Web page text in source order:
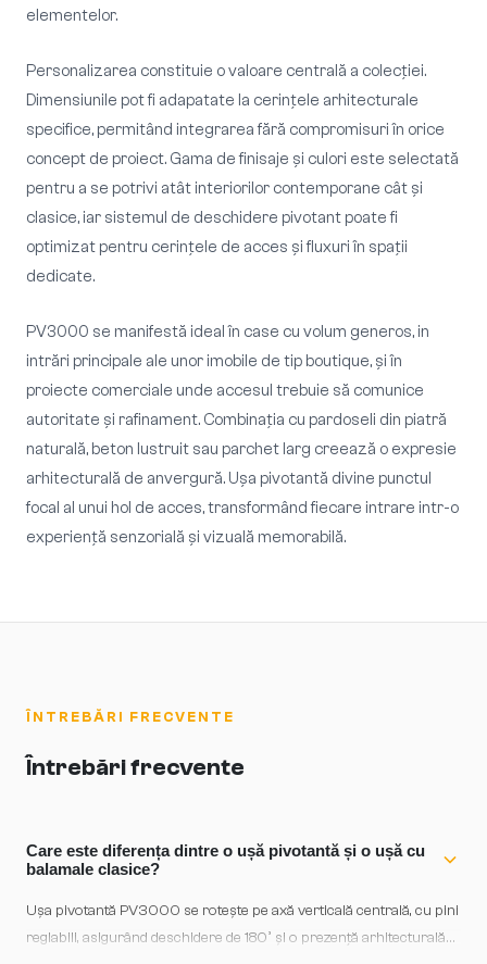
elementelor.
Personalizarea constituie o valoare centrală a colecției.
Dimensiunile pot fi adapatate la cerințele arhitecturale
specifice, permitând integrarea fără compromisuri în orice
concept de proiect. Gama de finisaje și culori este selectată
pentru a se potrivi atât interiorilor contemporane cât și
clasice, iar sistemul de deschidere pivotant poate fi
optimizat pentru cerințele de acces și fluxuri în spații
dedicate.
PV3000 se manifestă ideal în case cu volum generos, in
intrări principale ale unor imobile de tip boutique, și în
proiecte comerciale unde accesul trebuie să comunice
autoritate și rafinament. Combinația cu pardoseli din piatră
naturală, beton lustruit sau parchet larg creează o expresie
arhitecturală de anvergură. Ușa pivotantă divine punctul
focal al unui hol de acces, transformând fiecare intrare intr-o
experiență senzorială și vizuală memorabilă.
ÎNTREBĂRI FRECVENTE
Întrebări frecvente
Care este diferența dintre o ușă pivotantă și o ușă cu
balamale clasice?
Ușa pivotantă PV3000 se rotește pe axă verticală centrală, cu pini
reglabili, asigurând deschidere de 180° și o prezență arhitecturală